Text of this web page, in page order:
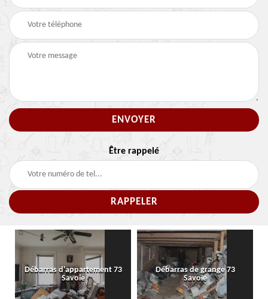
Être rappelé
Débarras d'appartement 73
Savoie
Débarras de grange 73
Savoie